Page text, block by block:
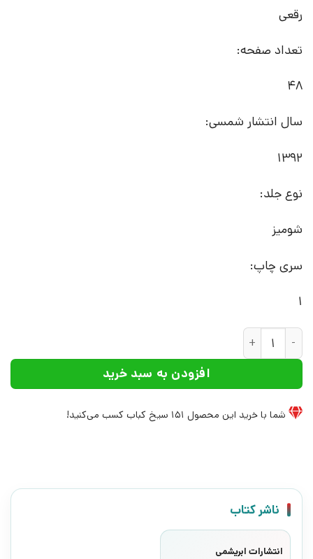
رقعی
تعداد صفحه:
48
سال انتشار شمسی:
1392
نوع جلد:
شومیز
سری چاپ:
1
کتاب یوگا (جلد دوم) | انتشارات ابریشمی عدد
افزودن به سبد خرید
شما با خرید این محصول 151 سیخ کباب کسب می‌کنید!
ناشر کتاب
انتشارات ابریشمی